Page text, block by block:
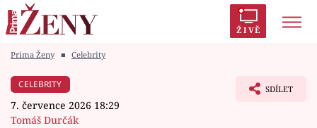
ŽIVĚ
Módní alarm
Prima Ženy ■ Celebrity
CELEBRITY
7. července 2026 18:29
Tomáš Durčák
SDÍLET